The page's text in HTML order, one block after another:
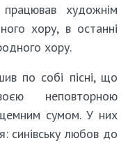
художнім
хору, в останні
хору.
по собі пісні, що
неповторною
щемним сумом. У них
синівську любов до